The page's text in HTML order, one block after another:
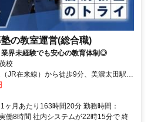
の教室運営(総合職)
業界未経験でも安心の教育体制◎
校
JR在来線）から徒歩9分、美濃太田駅
ヶ月あたり163時間20分 勤務時間：
働8時間 社内システムが22時15分で 終